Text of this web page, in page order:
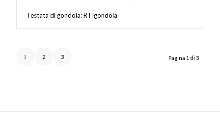
Testata di gondola: RTIgondola
Pagina 1 di 3
1 2 3